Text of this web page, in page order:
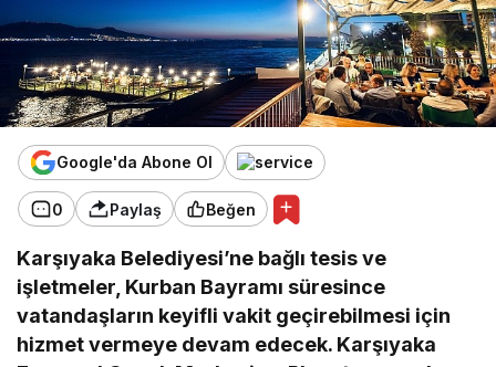
Google'da Abone Ol
0 Paylaş Beğen
Karşıyaka Belediyesi’ne bağlı tesis ve
işletmeler, Kurban Bayramı süresince
vatandaşların keyifli vakit geçirebilmesi için
hizmet vermeye devam edecek. Karşıyaka